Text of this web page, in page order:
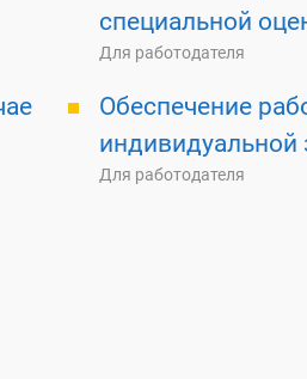
специальной
Для работодателя
Обеспечение
Для работодателя